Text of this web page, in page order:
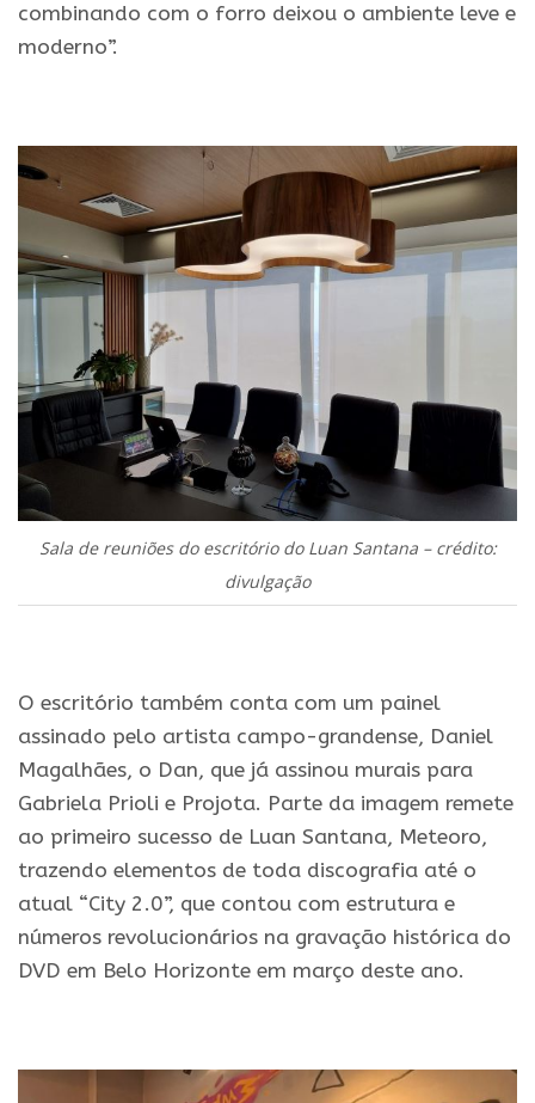
combinando com o forro deixou o ambiente leve e
moderno”.
Sala de reuniões do escritório do Luan Santana – crédito:
divulgação
O escritório também conta com um painel
assinado pelo artista campo-grandense, Daniel
Magalhães, o Dan, que já assinou murais para
Gabriela Prioli e Projota. Parte da imagem remete
ao primeiro sucesso de Luan Santana, Meteoro,
trazendo elementos de toda discografia até o
atual “City 2.0”, que contou com estrutura e
números revolucionários na gravação histórica do
DVD em Belo Horizonte em março deste ano.